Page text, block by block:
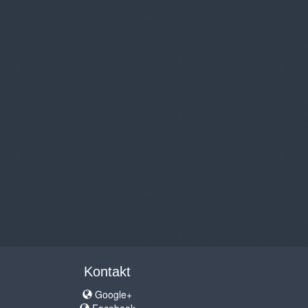
Kontakt
Google+